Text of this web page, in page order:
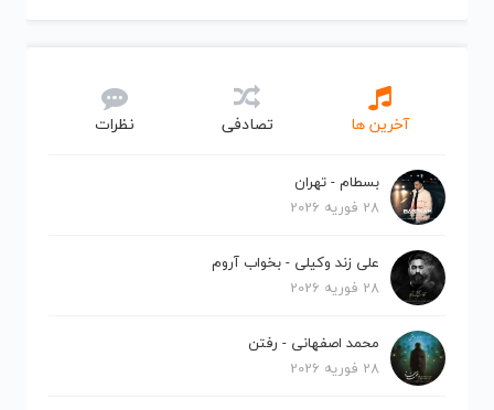
آخرین ها تصادفی نظرات
بسطام - تهران
28 فوریه 2026
علی زند وکیلی - بخواب آروم
28 فوریه 2026
محمد اصفهانی - رفتن
28 فوریه 2026